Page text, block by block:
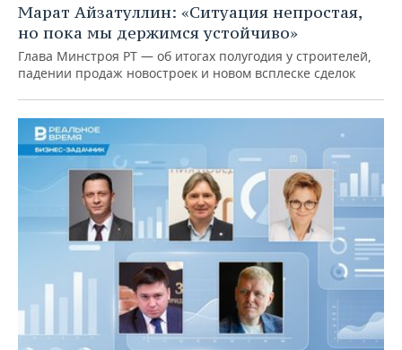
Марат Айзатуллин: «Ситуация непростая,
но пока мы держимся устойчиво»
Глава Минстроя РТ — об итогах полугодия у строителей,
падении продаж новостроек и новом всплеске сделок